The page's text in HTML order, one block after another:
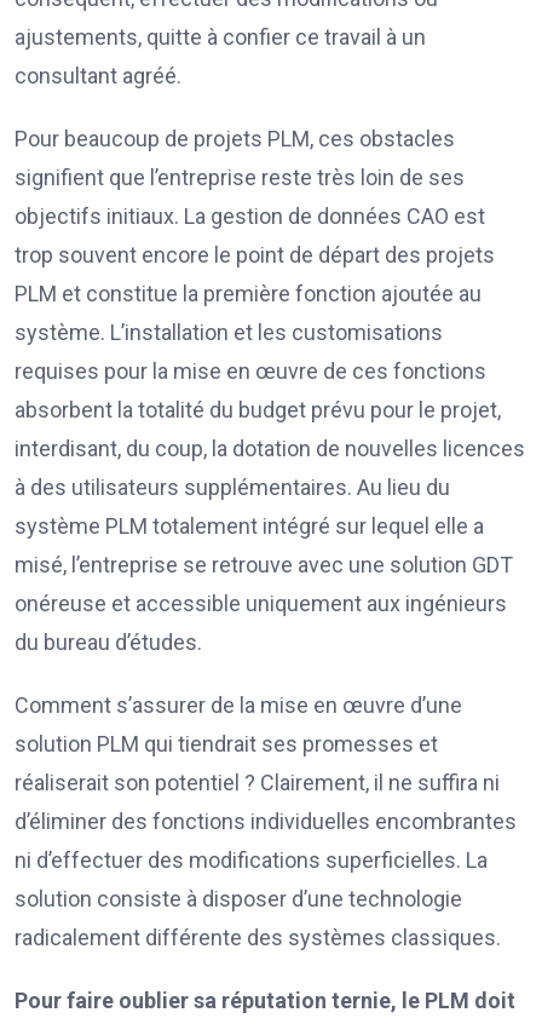
ajustements, quitte à confier ce travail à un
consultant agréé.
Pour beaucoup de projets PLM, ces obstacles
signifient que l’entreprise reste très loin de ses
objectifs initiaux. La gestion de données CAO est
trop souvent encore le point de départ des projets
PLM et constitue la première fonction ajoutée au
système. L’installation et les customisations
requises pour la mise en œuvre de ces fonctions
absorbent la totalité du budget prévu pour le projet,
interdisant, du coup, la dotation de nouvelles licences
à des utilisateurs supplémentaires. Au lieu du
système PLM totalement intégré sur lequel elle a
misé, l’entreprise se retrouve avec une solution GDT
onéreuse et accessible uniquement aux ingénieurs
du bureau d’études.
Comment s’assurer de la mise en œuvre d’une
solution PLM qui tiendrait ses promesses et
réaliserait son potentiel ? Clairement, il ne suffira ni
d’éliminer des fonctions individuelles encombrantes
ni d’effectuer des modifications superficielles. La
solution consiste à disposer d’une technologie
radicalement différente des systèmes classiques.
Pour faire oublier sa réputation ternie, le PLM doit